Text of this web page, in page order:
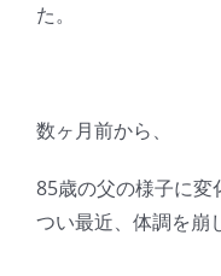
た。
数ヶ月前から、
85歳の父の様子に変
つい最近、体調を崩